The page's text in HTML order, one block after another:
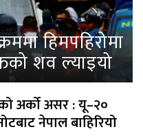
हिमपहिरोमा
शव ल्याइयो
अर्को असर : यू–२०
नेपाल बाहिरियो